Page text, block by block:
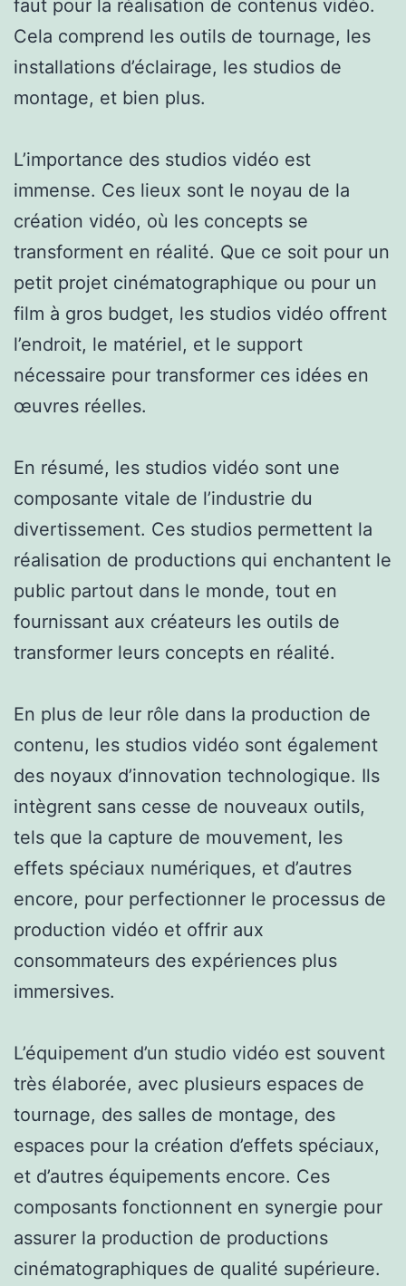
faut pour la réalisation de contenus vidéo.
Cela comprend les outils de tournage, les
installations d’éclairage, les studios de
montage, et bien plus.
L’importance des studios vidéo est
immense. Ces lieux sont le noyau de la
création vidéo, où les concepts se
transforment en réalité. Que ce soit pour un
petit projet cinématographique ou pour un
film à gros budget, les studios vidéo offrent
l’endroit, le matériel, et le support
nécessaire pour transformer ces idées en
œuvres réelles.
En résumé, les studios vidéo sont une
composante vitale de l’industrie du
divertissement. Ces studios permettent la
réalisation de productions qui enchantent le
public partout dans le monde, tout en
fournissant aux créateurs les outils de
transformer leurs concepts en réalité.
En plus de leur rôle dans la production de
contenu, les studios vidéo sont également
des noyaux d’innovation technologique. Ils
intègrent sans cesse de nouveaux outils,
tels que la capture de mouvement, les
effets spéciaux numériques, et d’autres
encore, pour perfectionner le processus de
production vidéo et offrir aux
consommateurs des expériences plus
immersives.
L’équipement d’un studio vidéo est souvent
très élaborée, avec plusieurs espaces de
tournage, des salles de montage, des
espaces pour la création d’effets spéciaux,
et d’autres équipements encore. Ces
composants fonctionnent en synergie pour
assurer la production de productions
cinématographiques de qualité supérieure.